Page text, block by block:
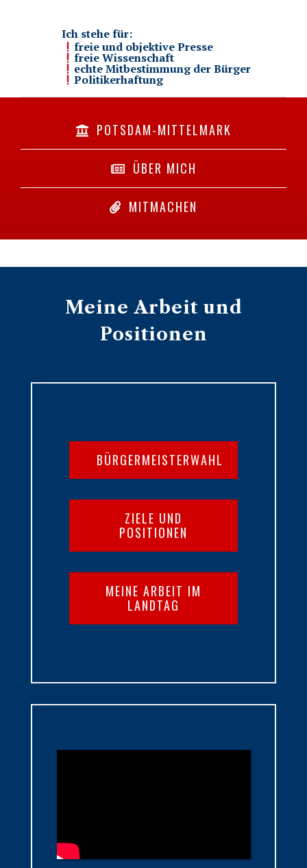
Ich stehe für:
freie und objektive Presse
freie Wissenschaft
echte Mitbestimmung der Bürger
Politikerhaftung
POTSDAM-MITTELMARK
ÜBER MICH
MITMACHEN
Meine Arbeit und
Positionen
BÜRGERMEISTERWAHL
ZIELE UND
POSITIONEN
MEINE ARBEIT IM
LANDTAG